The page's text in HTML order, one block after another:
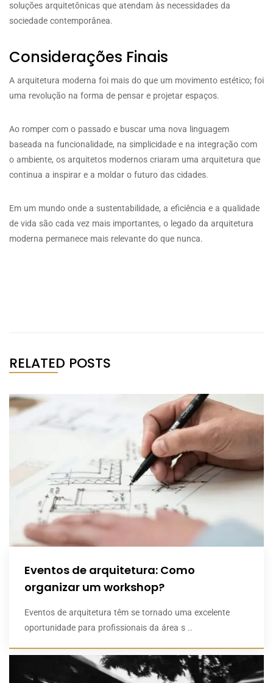
soluções arquitetônicas que atendam às necessidades da
sociedade contemporânea.
Considerações Finais
A arquitetura moderna foi mais do que um movimento estético; foi
uma revolução na forma de pensar e projetar espaços.
Ao romper com o passado e buscar uma nova linguagem
baseada na funcionalidade, na simplicidade e na integração com
o ambiente, os arquitetos modernos criaram uma arquitetura que
continua a inspirar e a moldar o futuro das cidades.
Em um mundo onde a sustentabilidade, a eficiência e a qualidade
de vida são cada vez mais importantes, o legado da arquitetura
moderna permanece mais relevante do que nunca.
RELATED POSTS
Eventos de arquitetura: Como
organizar um workshop?
Eventos de arquitetura têm se tornado uma excelente
oportunidade para profissionais da área s ..